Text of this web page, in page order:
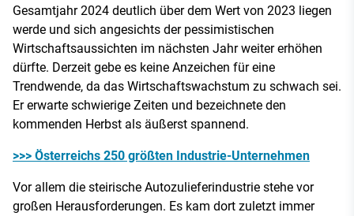
Gesamtjahr 2024 deutlich über dem Wert von 2023 liegen
werde und sich angesichts der pessimistischen
Wirtschaftsaussichten im nächsten Jahr weiter erhöhen
dürfte. Derzeit gebe es keine Anzeichen für eine
Trendwende, da das Wirtschaftswachstum zu schwach sei.
Er erwarte schwierige Zeiten und bezeichnete den
kommenden Herbst als äußerst spannend.
>>> Österreichs 250 größten Industrie-Unternehmen
Vor allem die steirische Autozulieferindustrie stehe vor
großen Herausforderungen. Es kam dort zuletzt immer